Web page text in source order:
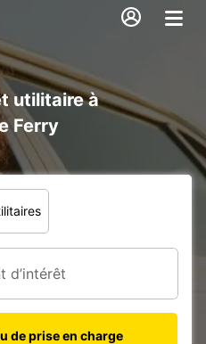
utilitaire à
Ferry
de prise en charge